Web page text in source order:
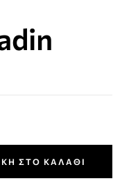
ΣΤΟ ΚΑΛΆΘΙ